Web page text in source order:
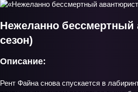
Нежеланно бессмертный
сезон)
Описание:
Рент Файна снова спускается в